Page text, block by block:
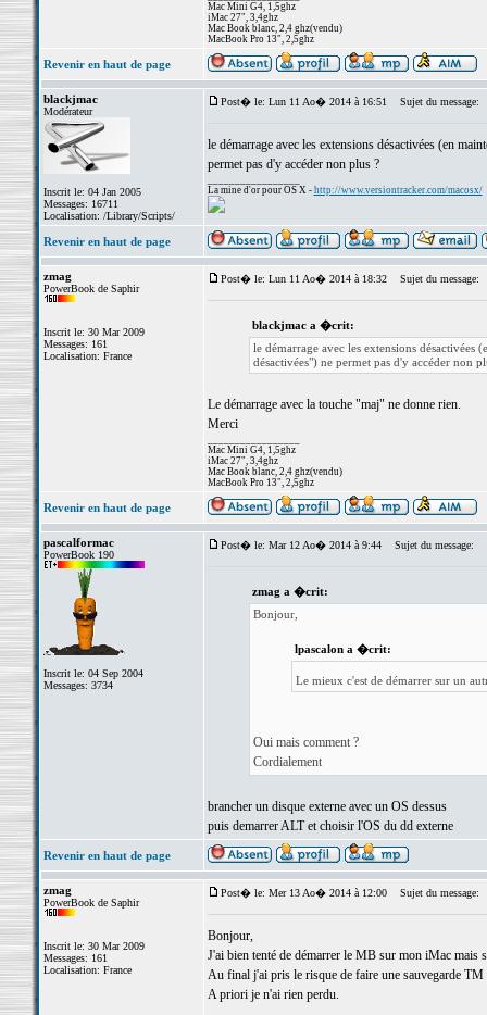
Mac Mini G4, 1,5ghz
iMac 27", 3,4ghz
Mac Book blanc, 2,4 ghz(vendu)
MacBook Pro 13", 2,5ghz
Revenir en haut de page
blackjmac
Modérateur
Inscrit le: 04 Jan 2005
Messages: 16711
Localisation: /Library/Scripts/
Post� le: Lun 11 Ao� 2014 à 16:51 Sujet du message:
le démarrage avec les extensions désactivées (en
permet pas d'y accéder non plus ?
La mine d'or pour OS X - http://www.versiontracker.com/macosx/
Revenir en haut de page
zmag
PowerBook de Saphir
Inscrit le: 30 Mar 2009
Messages: 161
Localisation: France
Post� le: Lun 11 Ao� 2014 à 18:32 Sujet du message:
blackjmac a �crit:
le démarrage avec les extensions
désactivées") ne permet pas d'y accéder non
Le démarrage avec la touche "maj" ne donne rien.
Merci
Mac Mini G4, 1,5ghz
iMac 27", 3,4ghz
Mac Book blanc, 2,4 ghz(vendu)
MacBook Pro 13", 2,5ghz
Revenir en haut de page
pascalformac
PowerBook 190
Inscrit le: 04 Sep 2004
Messages: 3734
Post� le: Mar 12 Ao� 2014 à 9:44 Sujet du message:
zmag a �crit:
Bonjour,
lpascalon a �crit:
Le mieux c'est de démarrer sur un
Oui mais comment ?
Cordialement
brancher un disque externe avec un OS dessus
puis demarrer ALT et choisir l'OS du dd externe
Revenir en haut de page
zmag
PowerBook de Saphir
Inscrit le: 30 Mar 2009
Messages: 161
Localisation: France
Post� le: Mer 13 Ao� 2014 à 12:00 Sujet du message:
Bonjour,
J'ai bien tenté de démarrer le MB sur mon iMac mais
Au final j'ai pris le risque de faire une sauvegarde
A priori je n'ai rien perdu.